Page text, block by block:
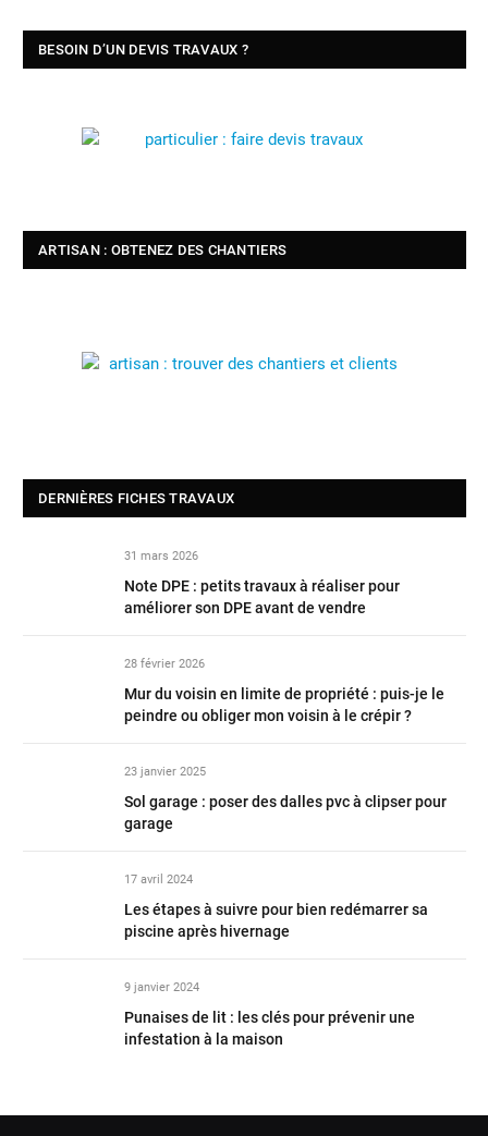
BESOIN D’UN DEVIS TRAVAUX ?
ARTISAN : OBTENEZ DES CHANTIERS
DERNIÈRES FICHES TRAVAUX
31 mars 2026
Note DPE : petits travaux à réaliser pour
améliorer son DPE avant de vendre
28 février 2026
Mur du voisin en limite de propriété : puis-je le
peindre ou obliger mon voisin à le crépir ?
23 janvier 2025
Sol garage : poser des dalles pvc à clipser pour
garage
17 avril 2024
Les étapes à suivre pour bien redémarrer sa
piscine après hivernage
9 janvier 2024
Punaises de lit : les clés pour prévenir une
infestation à la maison